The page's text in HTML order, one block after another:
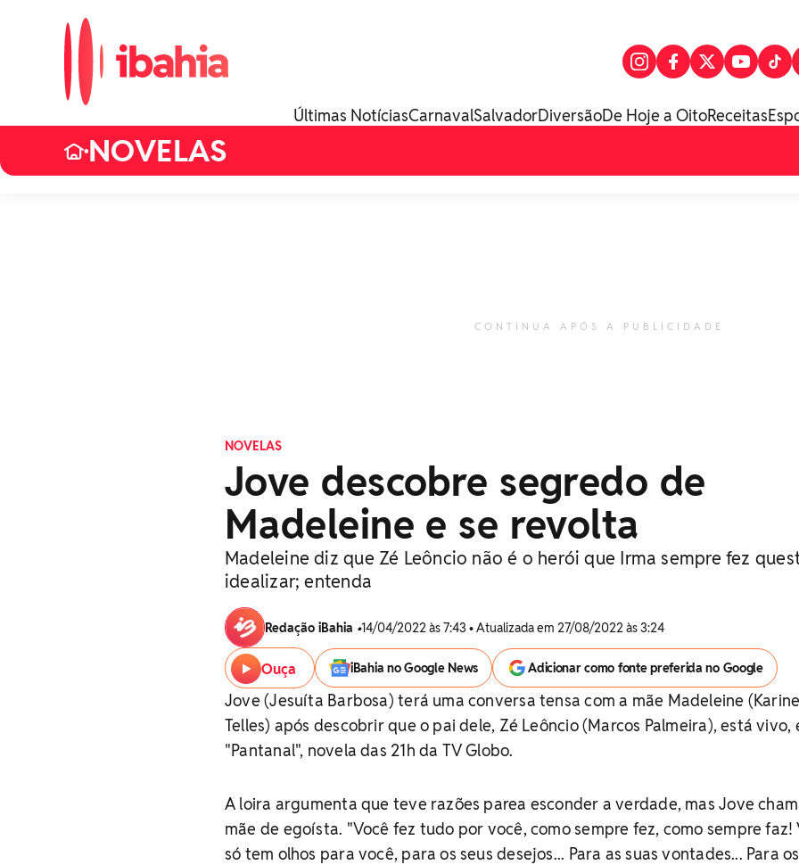
Últimas NotíciasCarnavalSalvadorDiversãoDe Hoje a OitoReceitas
•NOVELAS
CONTINUA APÓS A PUBLICIDADE
NOVELAS
Jove descobre segredo de
Madeleine e se revolta
Madeleine diz que Zé Leôncio não é o herói que Irma sempre fez
idealizar; entenda
Redação iBahia •14/04/2022 às 7:43 • Atualizada em 27/08/2022 às 3:24
Ouça iBahia no Google News Adicionar como fonte preferida no Google
Jove (Jesuíta Barbosa) terá uma conversa tensa com a mãe Madeleine
Telles) após descobrir que o pai dele, Zé Leôncio (Marcos Palmeira), está vivo,
"Pantanal", novela das 21h da TV Globo.
A loira argumenta que teve razões parea esconder a verdade, mas Jove
mãe de egoísta. "Você fez tudo por você, como sempre fez, como sempre faz!
só tem olhos para você, para os seus desejos... Para as suas vontades... Para